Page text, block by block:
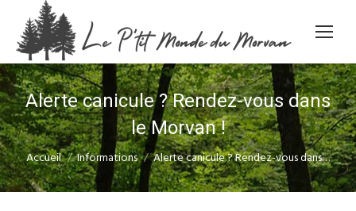
Alerte canicule ? Rendez-vous dans
le Morvan !
Vous êtes ici :
Accueil Informations Alerte canicule ? Rendez-vous dans…